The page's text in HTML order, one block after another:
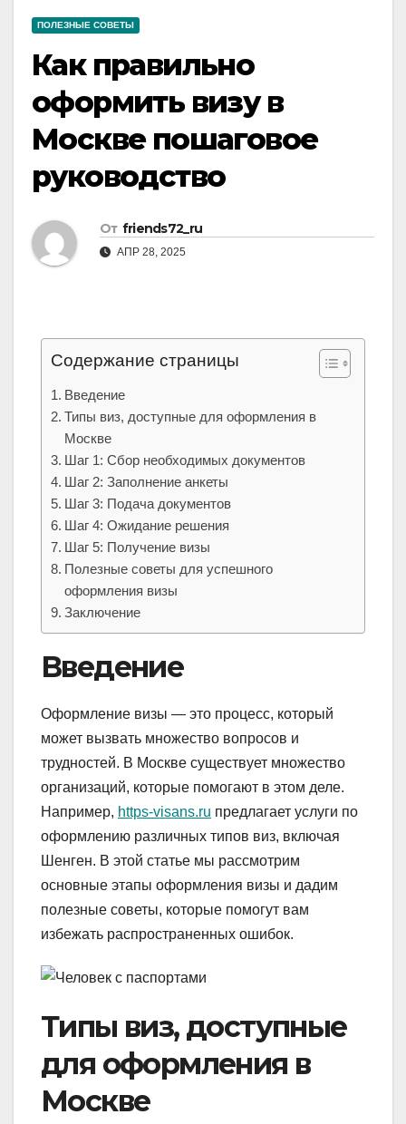
ПОЛЕЗНЫЕ СОВЕТЫ
Как правильно
оформить визу в
Москве пошаговое
руководство
От friends72_ru
АПР 28, 2025
Содержание страницы
Введение
Типы виз, доступные для оформления в
Москве
Шаг 1: Сбор необходимых документов
Шаг 2: Заполнение анкеты
Шаг 3: Подача документов
Шаг 4: Ожидание решения
Шаг 5: Получение визы
Полезные советы для успешного
оформления визы
Заключение
Введение
Оформление визы — это процесс, который
может вызвать множество вопросов и
трудностей. В Москве существует множество
организаций, которые помогают в этом деле.
Например, https-visans.ru предлагает услуги по
оформлению различных типов виз, включая
Шенген. В этой статье мы рассмотрим
основные этапы оформления визы и дадим
полезные советы, которые помогут вам
избежать распространенных ошибок.
Типы виз, доступные
для оформления в
Москве